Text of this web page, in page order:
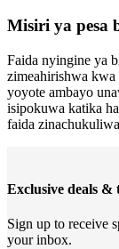
Misiri ya pesa
Faida nyingine ya
zimeahirishwa kwa
yoyote ambayo
isipokuwa katika
faida
Exclusive deals &
Sign up to receive
your inbox.